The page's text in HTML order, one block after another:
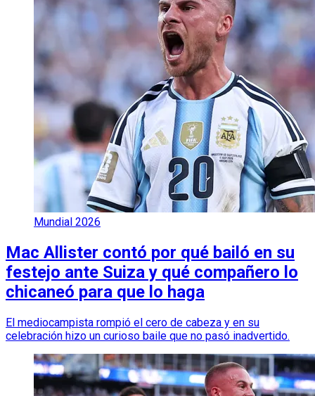
Mundial 2026
Mac Allister contó por qué bailó en su
festejo ante Suiza y qué compañero lo
chicaneó para que lo haga
El mediocampista rompió el cero de cabeza y en su
celebración hizo un curioso baile que no pasó inadvertido.